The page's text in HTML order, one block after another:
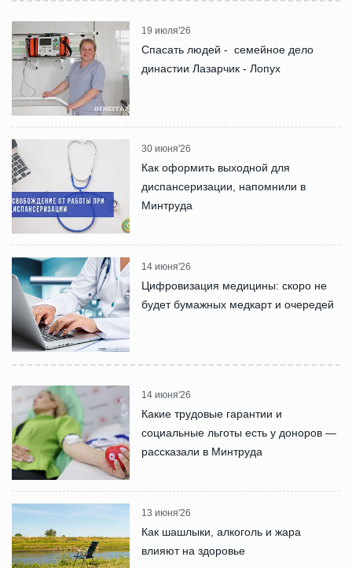
19 июля'26
Спасать людей - семейное дело
династии Лазарчик - Лопух
30 июня'26
Как оформить выходной для
диспансеризации, напомнили в
Минтруда
14 июня'26
Цифровизация медицины: скоро не
будет бумажных медкарт и очередей
14 июня'26
Какие трудовые гарантии и
социальные льготы есть у доноров —
рассказали в Минтруда
13 июня'26
Как шашлыки, алкоголь и жара
влияют на здоровье